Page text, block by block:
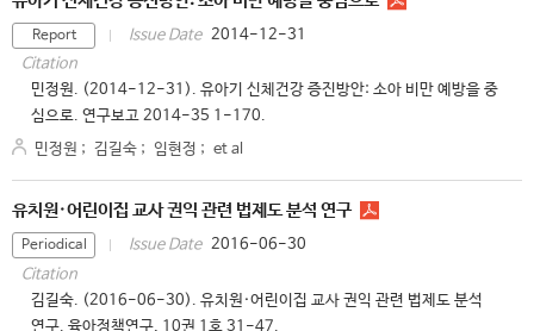
Report Issue Date 2014-12-31
Citation
민정원. (2014-12-31). 유아기 신체건강 증진방안: 소아 비만 예방을 중
심으로. 연구보고 2014-35 1-170.
민정원 ; 김길숙 ; 임현정 ; et al
유치원·어린이집 교사 권익 관련 법제도 분석 연구
Periodical Issue Date 2016-06-30
Citation
김길숙. (2016-06-30). 유치원·어린이집 교사 권익 관련 법제도 분석
연구. 육아정책연구, 10권 1호 31-47.